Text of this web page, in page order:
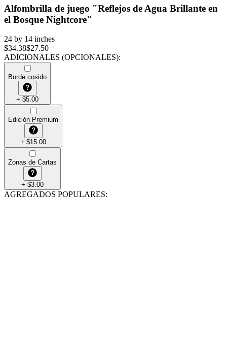
Alfombrilla de juego "Reflejos de Agua Brillante en
el Bosque Nightcore"
24 by 14 inches
$34.38$27.50
ADICIONALES (OPCIONALES):
Borde cosido
+ $5.00
Edición Premium
+ $15.00
Zonas de Cartas
+ $3.00
AGREGADOS POPULARES: